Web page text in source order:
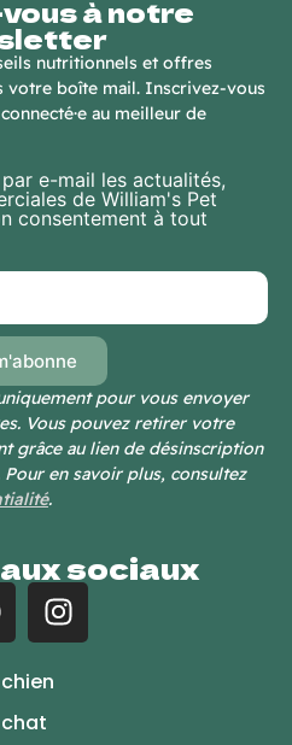
à notre
nutritionnels et offres
votre boîte mail. Inscrivez-vous
au meilleur de
e-mail les actualités,
de William's Pet
consentement à tout
pour vous envoyer
Vous pouvez retirer votre
grâce au lien de désinscription
en savoir plus, consultez
.
sociaux